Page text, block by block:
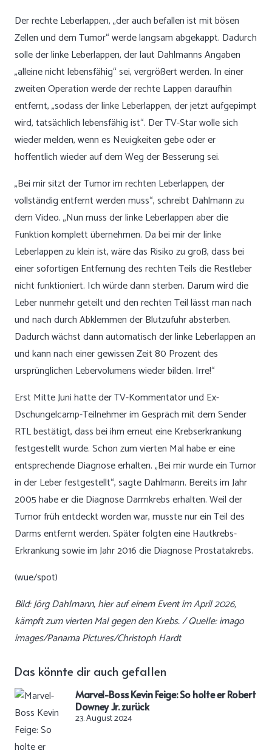
Der rechte Leberlappen, „der auch befallen ist mit bösen
Zellen und dem Tumor“ werde langsam abgekappt. Dadurch
solle der linke Leberlappen, der laut Dahlmanns Angaben
„alleine nicht lebensfähig“ sei, vergrößert werden. In einer
zweiten Operation werde der rechte Lappen daraufhin
entfernt, „sodass der linke Leberlappen, der jetzt aufgepimpt
wird, tatsächlich lebensfähig ist“. Der TV-Star wolle sich
wieder melden, wenn es Neuigkeiten gebe oder er
hoffentlich wieder auf dem Weg der Besserung sei.
„Bei mir sitzt der Tumor im rechten Leberlappen, der
vollständig entfernt werden muss“, schreibt Dahlmann zu
dem Video. „Nun muss der linke Leberlappen aber die
Funktion komplett übernehmen. Da bei mir der linke
Leberlappen zu klein ist, wäre das Risiko zu groß, dass bei
einer sofortigen Entfernung des rechten Teils die Restleber
nicht funktioniert. Ich würde dann sterben. Darum wird die
Leber nunmehr geteilt und den rechten Teil lässt man nach
und nach durch Abklemmen der Blutzufuhr absterben.
Dadurch wächst dann automatisch der linke Leberlappen an
und kann nach einer gewissen Zeit 80 Prozent des
ursprünglichen Lebervolumens wieder bilden. Irre!“
Erst Mitte Juni hatte der TV-Kommentator und Ex-
Dschungelcamp-Teilnehmer im Gespräch mit dem Sender
RTL bestätigt, dass bei ihm erneut eine Krebserkrankung
festgestellt wurde. Schon zum vierten Mal habe er eine
entsprechende Diagnose erhalten. „Bei mir wurde ein Tumor
in der Leber festgestellt“, sagte Dahlmann. Bereits im Jahr
2005 habe er die Diagnose Darmkrebs erhalten. Weil der
Tumor früh entdeckt worden war, musste nur ein Teil des
Darms entfernt werden. Später folgten eine Hautkrebs-
Erkrankung sowie im Jahr 2016 die Diagnose Prostatakrebs.
(wue/spot)
Bild: Jörg Dahlmann, hier auf einem Event im April 2026,
kämpft zum vierten Mal gegen den Krebs. / Quelle: imago
images/Panama Pictures/Christoph Hardt
Das könnte dir auch gefallen
Marvel-Boss Kevin Feige: So holte er Robert
Downey Jr. zurück
23. August 2024